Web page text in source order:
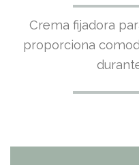
Crema fijadora
proporciona